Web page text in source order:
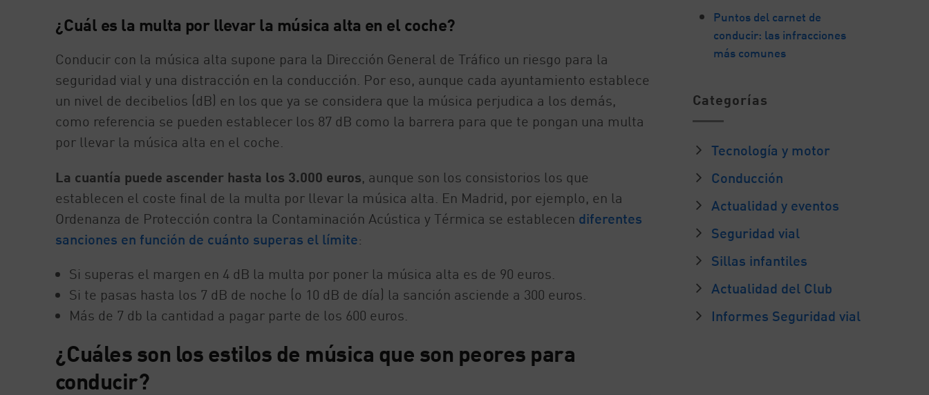
¿Cuál es la multa por llevar la música alta en el coche?
Conducir con la música alta supone para la Dirección General de Tráfico un riesgo para la
seguridad vial y una distracción en la conducción. Por eso, aunque cada ayuntamiento establece
un nivel de decibelios (dB) en los que ya se considera que la música perjudica a los demás,
como referencia se pueden establecer los 87 dB como la barrera para que te pongan una multa
por llevar la música alta en el coche.
La cuantía puede ascender hasta los 3.000 euros, aunque son los consistorios los que
establecen el coste final de la multa por llevar la música alta. En Madrid, por ejemplo, en la
Ordenanza de Protección contra la Contaminación Acústica y Térmica se establecen diferentes
sanciones en función de cuánto superas el límite:
Si superas el margen en 4 dB la multa por poner la música alta es de 90 euros.
Si te pasas hasta los 7 dB de noche (o 10 dB de día) la sanción asciende a 300 euros.
Más de 7 db la cantidad a pagar parte de los 600 euros.
¿Cuáles son los estilos de música que son peores para
conducir?
Puntos del carnet de
conducir: las infracciones
más comunes
Categorías
Tecnología y motor
Conducción
Actualidad y eventos
Seguridad vial
Sillas infantiles
Actualidad del Club
Informes Seguridad vial